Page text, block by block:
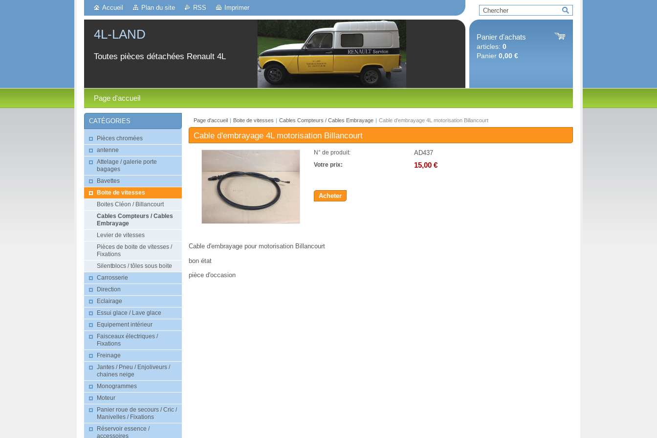
Accueil Plan du site RSS Imprimer
4L-LAND
Toutes pièces détachées Renault 4L
Panier dʼachats
articles: 0
Panier 0,00 €
Page d'accueil
Page d'accueil | Boite de vitesses | Cables Compteurs / Cables Embrayage | Cable d'embrayage 4L motorisation Billancourt
Cable d'embrayage 4L motorisation Billancourt
N° de produit: AD437
Votre prix: 15,00 €
Acheter
Cable d'embrayage pour motorisation Billancourt
bon état
pièce d'occasion
CATÉGORIES
Pièces chromées
antenne
Attelage / galerie porte
bagages
Bavettes
Boite de vitesses
Boites Cléon / Billancourt
Cables Compteurs / Cables
Embrayage
Levier de vitesses
Pièces de boite de vitesses /
Fixations
Silentblocs / tôles sous boite
Carrosserie
Direction
Eclairage
Essui glace / Lave glace
Equipement intérieur
Faisceaux électriques /
Fixations
Freinage
Jantes / Pneu / Enjoliveurs /
chaines neige
Monogrammes
Moteur
Panier roue de secours / Cric /
Manivelles / Fixations
Réservoir essence /
accessoires